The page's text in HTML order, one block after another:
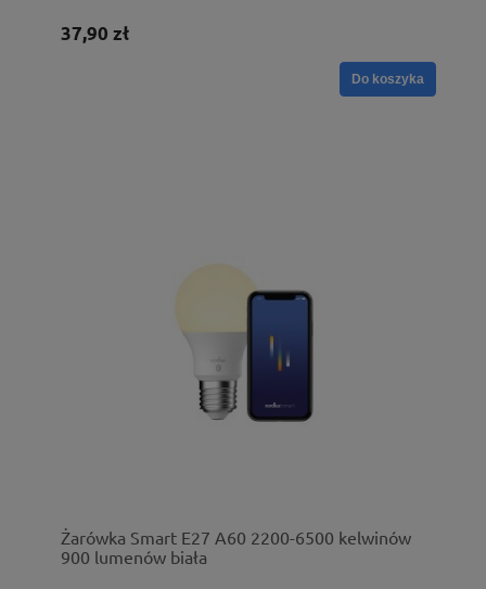
37,90 zł
Do koszyka
Żarówka Smart E27 A60 2200-6500 kelwinów
900 lumenów biała